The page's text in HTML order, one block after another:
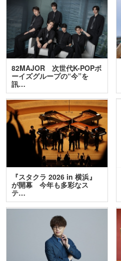
82MAJOR 次世代K-POPボ
ーイズグループの“今”を
訊…
『スタクラ 2026 in 横浜』
が開幕 今年も多彩なス
テ…